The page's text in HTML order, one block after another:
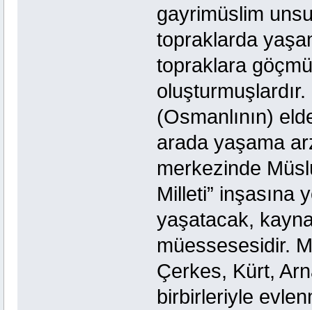
gayrimüslim
topraklarda
topraklara
(Osmanlının)
arada yaşama
merkezinde
Milleti” inşasına
yaşatacak,
müessesesidir.
Çerkes, Kürt,
birbirleriyle